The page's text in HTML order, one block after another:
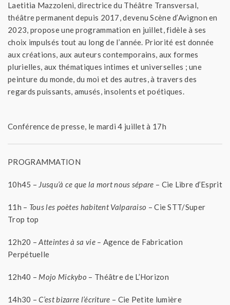
Laetitia Mazzoleni, directrice du Théâtre Transversal,
théâtre permanent depuis 2017, devenu Scène d’Avignon en
2023, propose une programmation en juillet, fidèle à ses
choix impulsés tout au long de l’année. Priorité est donnée
aux créations, aux auteurs contemporains, aux formes
plurielles, aux thématiques intimes et universelles ; une
peinture du monde, du moi et des autres, à travers des
regards puissants, amusés, insolents et poétiques.
Conférence de presse, le mardi 4 juillet à 17h
PROGRAMMATION
10h45 – Jusqu’à ce que la mort nous sépare – Cie Libre d’Esprit
11h – Tous les poètes habitent Valparaiso – Cie STT/Super
Trop top
12h20 –Atteintes à sa vie – Agence de Fabrication
Perpétuelle
12h40 – Mojo Mickybo – Théâtre de L’Horizon
14h30 –C’est bizarre l’écriture – Cie Petite lumière